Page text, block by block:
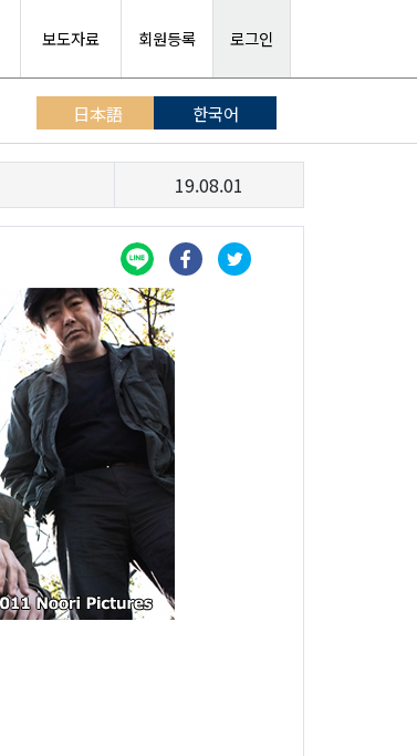
보도자료 회원등록 로그인
日本語 한국어
19.08.01